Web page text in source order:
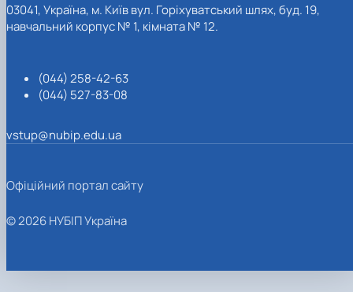
03041, Україна, м. Київ вул. Горіхуватський шлях, буд. 19,
навчальний корпус № 1, кімната № 12.
(044) 258-42-63
(044) 527-83-08
vstup@nubip.edu.ua
Офіційний портал сайту
© 2026 НУБІП Україна